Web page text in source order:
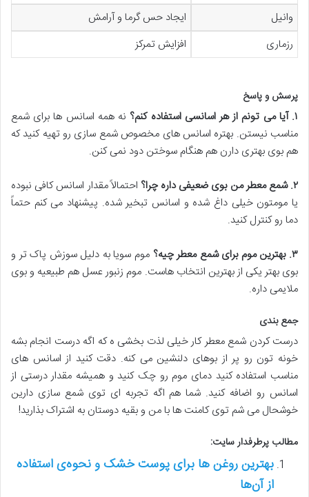
وانیل
ایجاد حس گرما و آرامش
رزماری
افزایش تمرکز
پرسش و پاسخ
۱.آیا می تونم از هر اسانسی استفاده کنم؟ نه همه اسانس ها برای شمع
مناسب نیستن. بهتره اسانس های مخصوص شمع سازی رو تهیه کنید که
هم بوی بهتری دارن هم هنگام سوختن دود نمی کنن.
۲.شمع معطر من بوی ضعیفی داره چرا؟ احتمالاً مقدار اسانس کافی نبوده
یا مومتون خیلی داغ شده و اسانس تبخیر شده. پیشنهاد می کنم حتماً
دما رو کنترل کنید.
۳.بهترین موم برای شمع معطر چیه؟ موم سویا به دلیل سوزش پاک تر و
بوی بهتر یکی از بهترین انتخاب هاست. موم زنبور عسل هم طبیعیه و بوی
ملایمی داره.
جمع بندی
درست کردن شمع معطر کار خیلی لذت بخشی ه که اگه درست انجام بشه
خونه تون رو پر از بوهای دلنشین می کنه. دقت کنید از اسانس های
مناسب استفاده کنید دمای موم رو چک کنید و همیشه مقدار درستی از
اسانس رو اضافه کنید. شما هم اگه تجربه ای توی شمع سازی دارین
خوشحال می شم توی کامنت ها با من و بقیه دوستان به اشتراک بذارید!
مطالب پرطرفدار سایت:
بهترین روغن ها برای پوست خشک و نحوه‌ی استفاده
از آن‌ها